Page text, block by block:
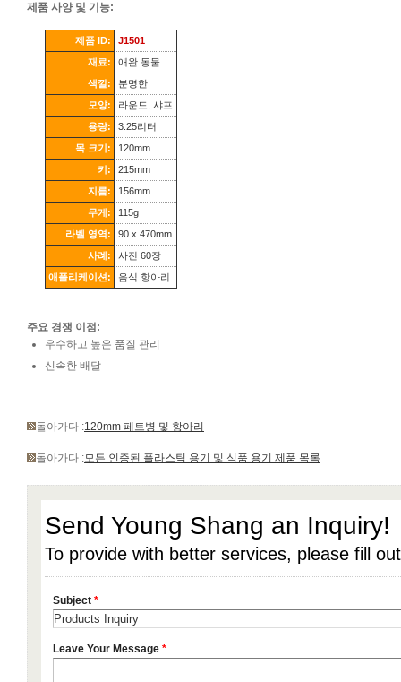
제품 사양 및 기능:
제품 ID:
J1501
재료:
애완 동물
색깔:
분명한
모양:
라운드, 샤프
용량:
3.25리터
목 크기:
120mm
키:
215mm
지름:
156mm
무게:
115g
라벨 영역:
90 x 470mm
사례:
사진 60장
애플리케이션:
음식 항아리
주요 경쟁 이점:
우수하고 높은 품질 관리
신속한 배달
돌아가다 :120mm 페트병 및 항아리
돌아가다 :모든 인증된 플라스틱 용기 및 식품 용기 제품 목록